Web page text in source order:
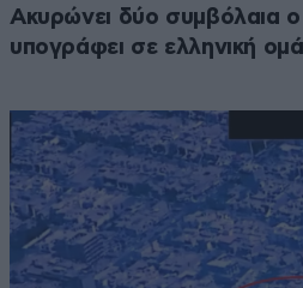
Ακυρώνει δύο συμβόλαια
υπογράφει σε ελληνική